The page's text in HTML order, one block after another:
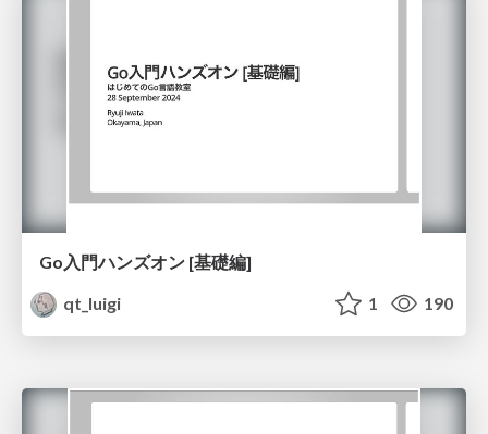
Go入門ハンズオン [基礎編]
qt_luigi
1 190